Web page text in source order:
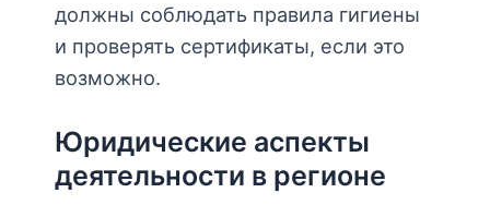
должны соблюдать правила гигиены
и проверять сертификаты, если это
возможно.
Юридические аспекты
деятельности в регионе